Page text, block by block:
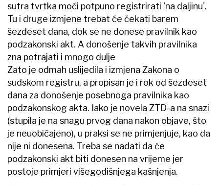
sutra tvrtka moći potpuno registrirati 'na daljinu'.
Tu i druge izmjene trebat će čekati barem
šezdeset dana, dok se ne donese pravilnik kao
podzakonski akt. A donošenje takvih pravilnika
zna potrajati i mnogo dulje
Zato je odmah uslijedila i izmjena Zakona o
sudskom registru, a propisan je i rok od šezdeset
dana za donošenje posebnoga pravilnika kao
podzakonskog akta. Iako je novela ZTD-a na snazi
(stupila je na snagu prvog dana nakon objave, što
je neuobičajeno), u praksi se ne primjenjuje, kao da
nije ni donesena. Treba se nadati da će
podzakonski akt biti donesen na vrijeme jer
postoje primjeri višegodišnjega kašnjenja.